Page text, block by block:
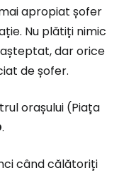
apropiat șofer
Nu plătiți nimic
așteptat, dar orice
de șofer.
orașului (Piața
.
când călătoriți